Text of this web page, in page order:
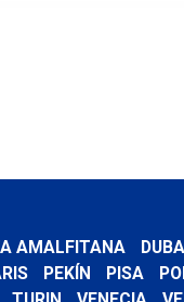
AMALFITANA DUBAI
PEKÍN PISA